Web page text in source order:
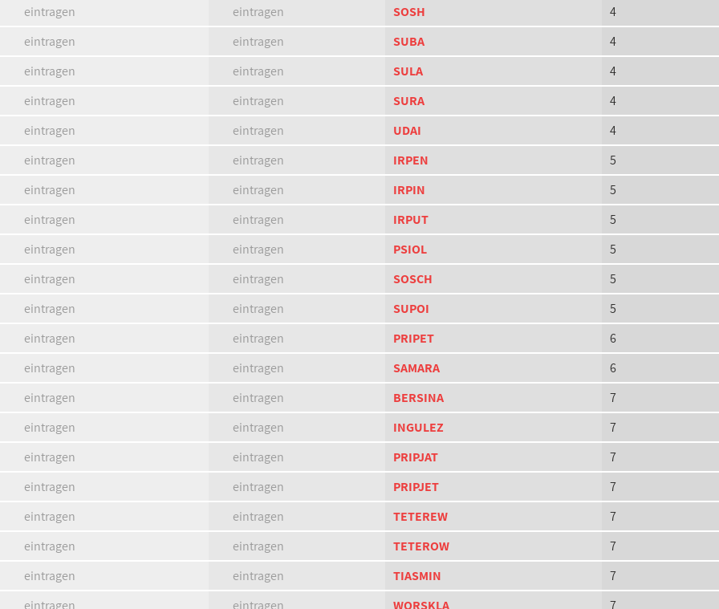
eintragen
eintragen SOSH
4
eintragen
eintragen SUBA
4
eintragen
eintragen SULA
4
eintragen
eintragen SURA
4
eintragen
eintragen UDAI
4
eintragen
eintragen IRPEN
5
eintragen
eintragen IRPIN
5
eintragen
eintragen IRPUT
5
eintragen
eintragen PSIOL
5
eintragen
eintragen SOSCH
5
eintragen
eintragen SUPOI
5
eintragen
eintragen PRIPET
6
eintragen
eintragen SAMARA
6
eintragen
eintragen BERSINA
7
eintragen
eintragen INGULEZ
7
eintragen
eintragen PRIPJAT
7
eintragen
eintragen PRIPJET
7
eintragen
eintragen TETEREW
7
eintragen
eintragen TETEROW
7
eintragen
eintragen TIASMIN
7
eintragen
eintragen WORSKLA 7